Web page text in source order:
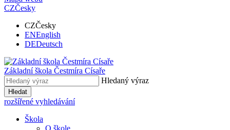
CZČesky
CZČesky
ENEnglish
DEDeutsch
Základní škola Čestmíra Císaře
Hledaný výraz
Hledat
rozšířené vyhledávání
Škola
O škole